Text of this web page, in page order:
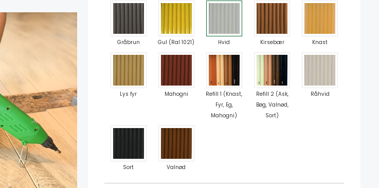
Gråbrun Gul (Ral 1021) Hvid Kirsebær Knast
Lys fyr Mahogni
Refill 1 (Knast,
Fyr, Eg,
Mahogni)
Refill 2 (Ask,
Bøg, Valnød,
Sort)
Råhvid
Sort Valnød